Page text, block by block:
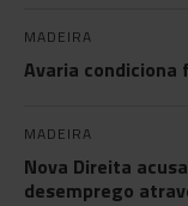
MADEIRA
Avaria condiciona
MADEIRA
Nova Direita
desemprego